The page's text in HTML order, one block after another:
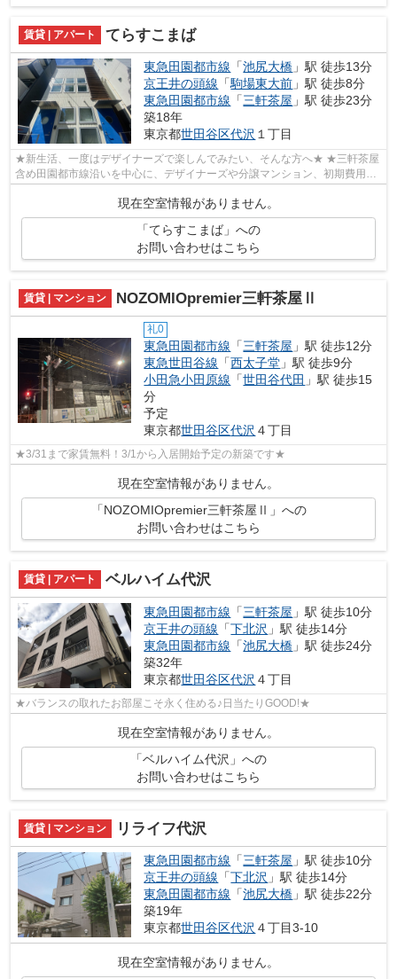
賃貸 | アパート てらすこまば
東急田園都市線 「池尻大橋 」駅 徒歩13分
京王井の頭線 「駒場東大前 」駅 徒歩8分
東急田園都市線 「三軒茶屋 」駅 徒歩23分
築18年
東京都世田谷区代沢 １丁目
★新生活、一度はデザイナーズで楽しんでみたい、そんな方へ★ ★三軒茶屋
含め田園都市線沿いを中心に、デザイナーズや分譲マンション、初期費用を
抑えた部屋探しはぜひ当社にお任せくだ...
現在空室情報がありません。
「てらすこまば」への
お問い合わせはこちら
賃貸 | マンション NOZOMIOpremier三軒茶屋Ⅱ
礼0
東急田園都市線 「三軒茶屋 」駅 徒歩12分
東急世田谷線 「西太子堂 」駅 徒歩9分
小田急小田原線 「世田谷代田 」駅 徒歩15
分
予定
東京都世田谷区代沢 ４丁目
★3/31まで家賃無料！3/1から入居開始予定の新築です★
現在空室情報がありません。
「NOZOMIOpremier三軒茶屋Ⅱ」への
お問い合わせはこちら
賃貸 | アパート ベルハイム代沢
東急田園都市線 「三軒茶屋 」駅 徒歩10分
京王井の頭線 「下北沢 」駅 徒歩14分
東急田園都市線 「池尻大橋 」駅 徒歩24分
築32年
東京都世田谷区代沢 ４丁目
★バランスの取れたお部屋こそ永く住める♪日当たりGOOD!★
現在空室情報がありません。
「ベルハイム代沢」への
お問い合わせはこちら
賃貸 | マンション リライフ代沢
東急田園都市線 「三軒茶屋 」駅 徒歩10分
京王井の頭線 「下北沢 」駅 徒歩14分
東急田園都市線 「池尻大橋 」駅 徒歩22分
築19年
東京都世田谷区代沢 ４丁目3-10
現在空室情報がありません。